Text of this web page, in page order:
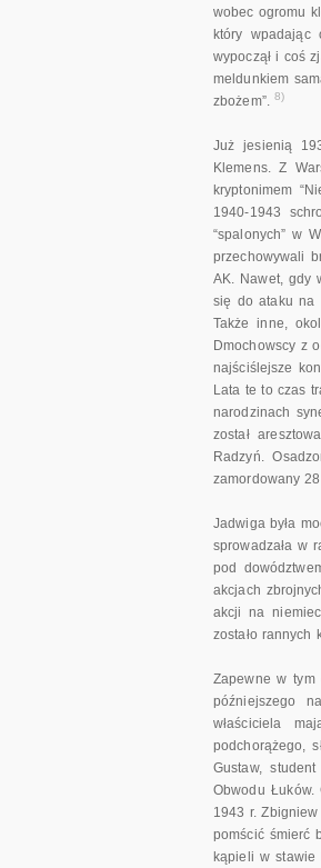
wobec ogromu
który wpadając
wypoczął i coś
meldunkiem
zbożem”. 8)
Już jesienią
Klemens. Z
kryptonimem
1940-1943
“spalonych” w
przechowywali
AK. Nawet, gdy
się do ataku na
Także inne,
Dmochowscy z
najściślejsze
Lata te to czas
narodzinach
został
Radzyń.
zamordowany
Jadwiga była
sprowadzała w
pod
akcjach
akcji na
zostało rannych
Zapewne w tym
późniejszego
właściciela
podchorążego,
Gustaw,
Obwodu Łuków.
1943 r.
pomścić śmierć
kąpieli w stawie